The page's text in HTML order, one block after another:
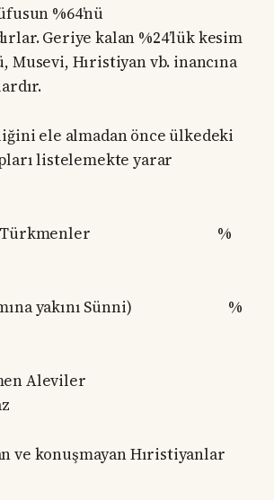
%64’nü
Geriye kalan %24’lük kesim
Musevi, Hıristiyan vb. inancına
ele almadan önce ülkedeki
listelemekte yarar
ve Türkmenler %
yakını Sünni) %
Aleviler
ve konuşmayan Hıristiyanlar